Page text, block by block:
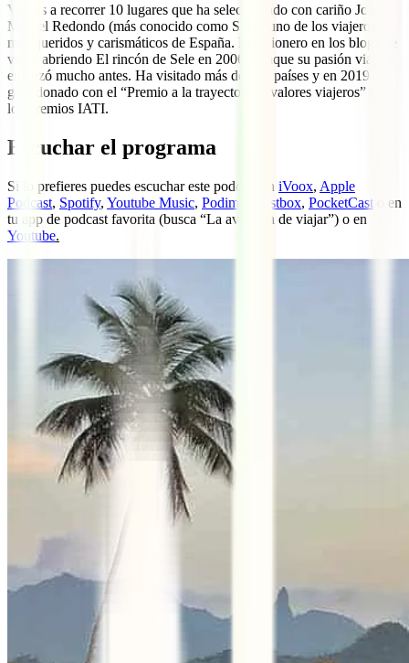
Vamos a recorrer 10 lugares que ha seleccionado con cariño José
Miguel Redondo (más conocido como Sele), uno de los viajeros
más queridos y carismáticos de España. Fue pionero en los blogs de
viaje, abriendo El rincón de Sele en 2006, aunque su pasión viajera
empezó mucho antes. Ha visitado más de 100 países y en 2019 fue
galardonado con el “Premio a la trayectoria y valores viajeros” en
los Premios IATI.
Escuchar el programa
Si lo prefieres puedes escuchar este podcast en iVoox, Apple
Podcast, Spotify, Youtube Music, Podimo Castbox, PocketCast o en
tu app de podcast favorita (busca “La aventura de viajar”) o en
Youtube.